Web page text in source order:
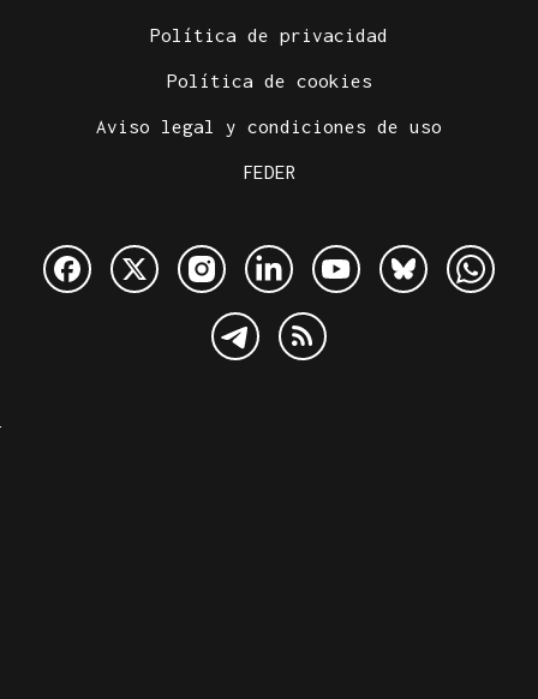
Política de privacidad
Política de cookies
Aviso legal y condiciones de uso
FEDER